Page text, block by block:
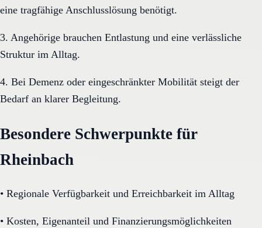
eine tragfähige Anschlusslösung benötigt.
3. Angehörige brauchen Entlastung und eine verlässliche
Struktur im Alltag.
4. Bei Demenz oder eingeschränkter Mobilität steigt der
Bedarf an klarer Begleitung.
Besondere Schwerpunkte für
Rheinbach
• Regionale Verfügbarkeit und Erreichbarkeit im Alltag
• Kosten, Eigenanteil und Finanzierungsmöglichkeiten